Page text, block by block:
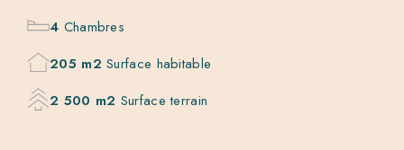
4 Chambres
205 m2 Surface habitable
2 500 m2 Surface terrain